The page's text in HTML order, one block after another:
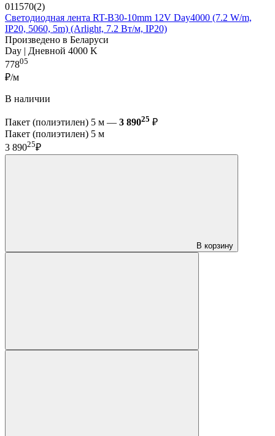
011570(2)
Светодиодная лента RT-B30-10mm 12V Day4000 (7.2 W/m,
IP20, 5060, 5m) (Arlight, 7.2 Вт/м, IP20)
Произведено в Беларуси
Day | Дневной 4000 K
77805
₽/м
В наличии
Пакет (полиэтилен) 5 м — 3 89025 ₽
Пакет (полиэтилен) 5 м
3 89025₽
В корзину